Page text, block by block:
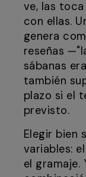
ve, las
con ellas.
genera
reseñas
sábanas
también
plazo si el
previsto.
Elegir bien
variables:
el gramaje.